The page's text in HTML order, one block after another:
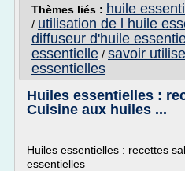
Thèmes liés : huile
/ utilisation de l huile
diffuseur d'huile
essentielle / savoir
essentielles
Huiles essentielles :
Cuisine aux huiles ...
Huiles essentielles : recettes
essentielles